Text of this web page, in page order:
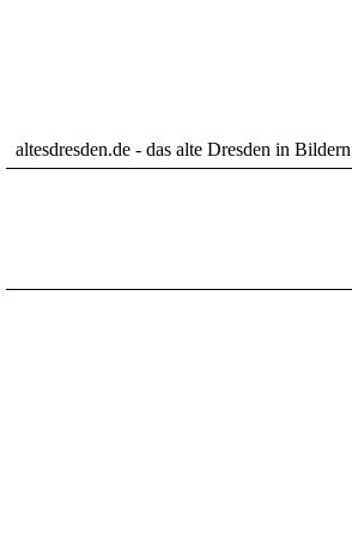
altesdresden.de - das alte Dresden in